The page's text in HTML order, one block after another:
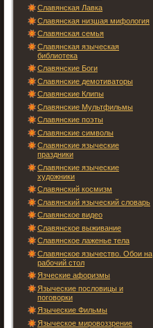
Славянская Лавка
Славянская низшая мифология
Славянская семья
Славянская языческая
библиотека
Славянские Боги
Славянские демотиваторы
Славянские Клипы
Славянские Мультфильмы
Славянские поэты
Славянские символы
Славянские языческие
праздники
Славянские языческие
художники
Славянский космизм
Славянский языческий словарь
Славянское видео
Славянское выживание
Славянское лаженье тела
Славянское язычество. Обои на
рабочий стол
Язческие афоризмы
Языческие пословицы и
поговорки
Языческие Фильмы
Языческое мировоззрение